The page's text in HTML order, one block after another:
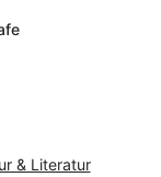
& Literatur